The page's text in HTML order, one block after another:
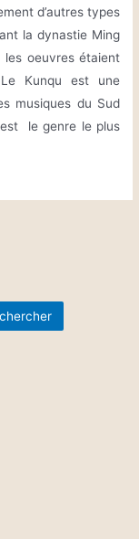
d’autres types
la dynastie Ming
les oeuvres étaient
Kunqu est une
musiques du Sud
le genre le plus